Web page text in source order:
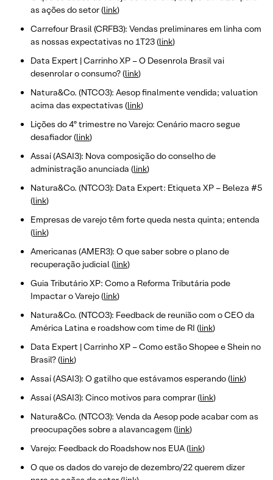
as ações do setor (link)
Carrefour Brasil (CRFB3): Vendas preliminares em linha com
as nossas expectativas no 1T23 (link)
Data Expert | Carrinho XP – O Desenrola Brasil vai
desenrolar o consumo? (link)
Natura&Co. (NTCO3): Aesop finalmente vendida; valuation
acima das expectativas (link)
Lições do 4º trimestre no Varejo: Cenário macro segue
desafiador (link)
Assaí (ASAI3): Nova composição do conselho de
administração anunciada (link)
Natura&Co. (NTCO3): Data Expert: Etiqueta XP – Beleza #5
(link)
Empresas de varejo têm forte queda nesta quinta; entenda
(link)
Americanas (AMER3): O que saber sobre o plano de
recuperação judicial (link)
Guia Tributário XP: Como a Reforma Tributária pode
Impactar o Varejo (link)
Natura&Co. (NTCO3): Feedback de reunião com o CEO da
América Latina e roadshow com time de RI (link)
Data Expert | Carrinho XP – Como estão Shopee e Shein no
Brasil? (link)
Assaí (ASAI3): O gatilho que estávamos esperando (link)
Assaí (ASAI3): Cinco motivos para comprar (link)
Natura&Co. (NTCO3): Venda da Aesop pode acabar com as
preocupações sobre a alavancagem (link)
Varejo: Feedback do Roadshow nos EUA (link)
O que os dados do varejo de dezembro/22 querem dizer